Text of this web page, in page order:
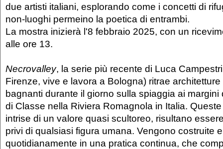
due artisti italiani, esplorando come i concetti di
non-luoghi permeino la poetica di entrambi.
La mostra inizierà l'8 febbraio 2025, con un
alle ore 13.
Necrovalley, la serie più recente di Luca
Firenze, vive e lavora a Bologna) ritrae
bagnanti durante il giorno sulla spiaggia ai margini
di Classe nella Riviera Romagnola in Italia.
intrise di un valore quasi scultoreo, risultano
privi di qualsiasi figura umana. Vengono costruite
quotidianamente in una pratica continua, che